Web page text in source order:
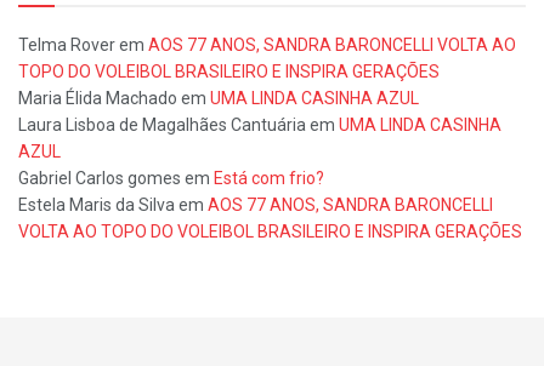
Telma Roverem AOS 77 ANOS, SANDRA BARONCELLI VOLTA AO
TOPO DO VOLEIBOL BRASILEIRO E INSPIRA GERAÇÕES
Maria Élida Machado em UMA LINDA CASINHA AZUL
Laura Lisboa de Magalhães Cantuáriaem UMA LINDA CASINHA
AZUL
Gabriel Carlos gomes em Está com frio?
Estela Maris da Silvaem AOS 77 ANOS, SANDRA BARONCELLI
VOLTA AO TOPO DO VOLEIBOL BRASILEIRO E INSPIRA GERAÇÕES